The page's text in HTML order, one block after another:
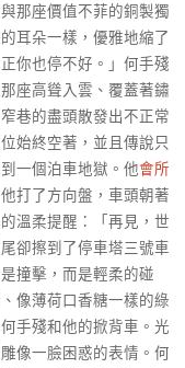
那座價值不菲的銅製獨
耳朵一樣，優雅地縮了
你也停不好。」何手殘
座高聳入雲、覆蓋著鏽
巷的盡頭散發出不正常
始終空著，並且傳說只
一個泊車地獄。他會所
打了方向盤，車頭朝著
溫柔提醒：「再見，世
卻擦到了停車塔三號車
撞擊，而是輕柔的碰
像薄荷口香糖一樣的綠
手殘和他的掀背車。光
像一臉困惑的表情。何